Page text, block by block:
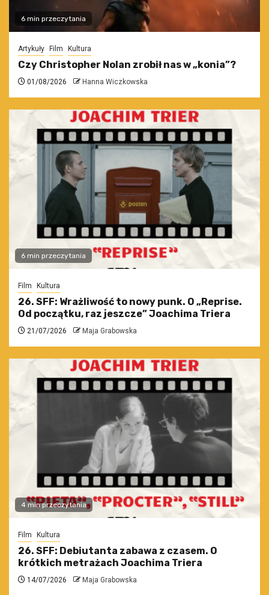
6 min przeczytania
Artykuły Film Kultura
Czy Christopher Nolan zrobił nas w „konia”?
01/08/2026 Hanna Wiczkowska
6 min przeczytania
Film Kultura
26. SFF: Wrażliwość to nowy punk. O „Reprise.
Od początku, raz jeszcze” Joachima Triera
21/07/2026 Maja Grabowska
4 min przeczytania
Film Kultura
26. SFF: Debiutanta zabawa z czasem. O
krótkich metrażach Joachima Triera
14/07/2026 Maja Grabowska